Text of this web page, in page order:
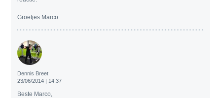
Groetjes Marco
Dennis Breet
23/06/2014 | 14:37
Beste Marco,